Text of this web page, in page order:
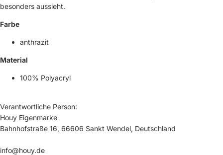
besonders aussieht.
Farbe
anthrazit
Material
100% Polyacryl
Verantwortliche Person:
Houy Eigenmarke
Bahnhofstraße 16, 66606 Sankt Wendel, Deutschland
info@houy.de